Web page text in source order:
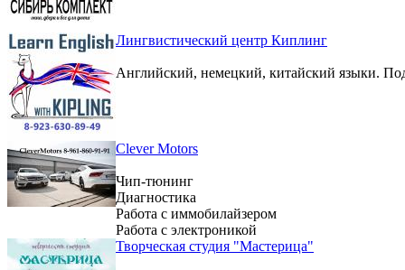
Лингвистический центр Киплинг
Английский, немецкий, китайский языки.
Clever Motors
Чип-тюнинг
Диагностика
Работа с иммобилайзером
Работа с электроникой
Творческая студия "Мастерица"